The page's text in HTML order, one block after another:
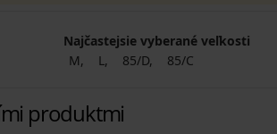
Najčastejsie vyberané veľkosti
M
L 85/D 85/C
produktmi